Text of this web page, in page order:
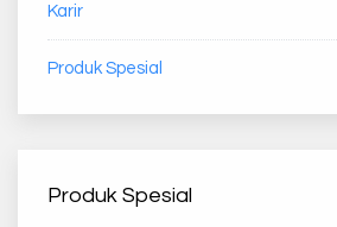
Karir
Produk Spesial
Produk Spesial